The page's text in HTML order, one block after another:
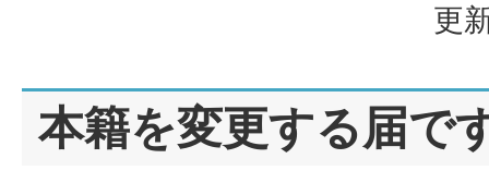
更
本籍を変更する届で